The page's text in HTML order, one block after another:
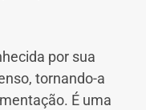
por sua
tornando-a
É uma